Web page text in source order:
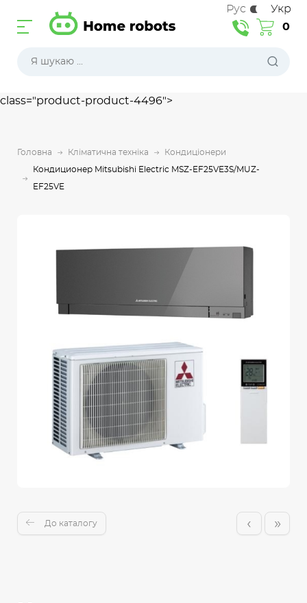
class="product-product-4496">
0
Рус Укр
Головна Кліматична техніка Кондиціонери
Кондиционер Mitsubishi Electric MSZ-EF25VE3S/MUZ-
EF25VE
До каталогу ‹ »